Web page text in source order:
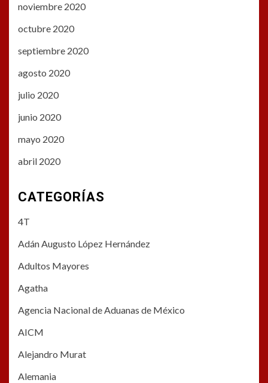
noviembre 2020
octubre 2020
septiembre 2020
agosto 2020
julio 2020
junio 2020
mayo 2020
abril 2020
CATEGORÍAS
4T
Adán Augusto López Hernández
Adultos Mayores
Agatha
Agencia Nacional de Aduanas de México
AICM
Alejandro Murat
Alemania